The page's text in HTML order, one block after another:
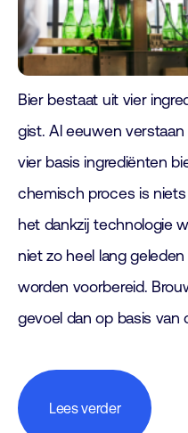
Bier bestaat uit vier
gist. Al eeuwen
vier basis ingrediënten
chemisch proces is
het dankzij technologie
niet zo heel lang
worden voorbereid.
gevoel dan op basis
Lees verder